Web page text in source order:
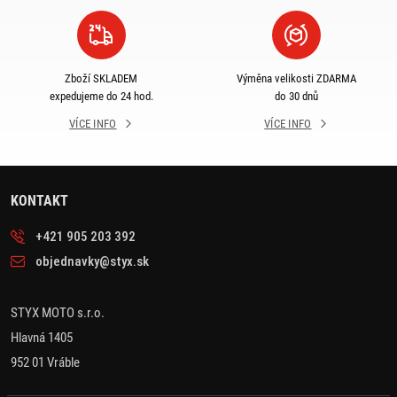
Zboží SKLADEM
expedujeme do 24 hod.
VÍCE INFO
Výměna velikosti ZDARMA
do 30 dnů
VÍCE INFO
KONTAKT
+421 905 203 392
objednavky@styx.sk
STYX MOTO s.r.o.
Hlavná 1405
952 01 Vráble